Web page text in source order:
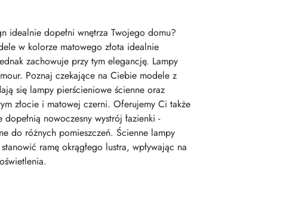
idealnie dopełni wnętrza Twojego domu?
w kolorze matowego złota idealnie
zachowuje przy tym elegancję. Lampy
Poznaj czekające na Ciebie modele z
się lampy pierścieniowe ścienne oraz
złocie i matowej czerni. Oferujemy Ci także
nowoczesny wystrój łazienki -
do różnych pomieszczeń. Ścienne lampy
ramę okrągłego lustra, wpływając na